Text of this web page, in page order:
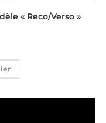
« Reco/Verso »